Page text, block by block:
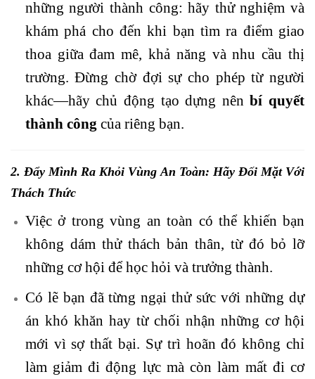
những người thành công: hãy thử nghiệm và
khám phá cho đến khi bạn tìm ra điểm giao
thoa giữa đam mê, khả năng và nhu cầu thị
trường. Đừng chờ đợi sự cho phép từ người
khác—hãy chủ động tạo dựng nênbí quyết
thành công của riêng bạn.
2. Đẩy Mình Ra Khỏi Vùng An Toàn: Hãy Đối Mặt Với
Thách Thức
Việc ở trong vùng an toàn có thể khiến bạn
không dám thử thách bản thân, từ đó bỏ lỡ
những cơ hội để học hỏi và trưởng thành.
Có lẽ bạn đã từng ngại thử sức với những dự
án khó khăn hay từ chối nhận những cơ hội
mới vì sợ thất bại. Sự trì hoãn đó không chỉ
làm giảm đi động lực mà còn làm mất đi cơ